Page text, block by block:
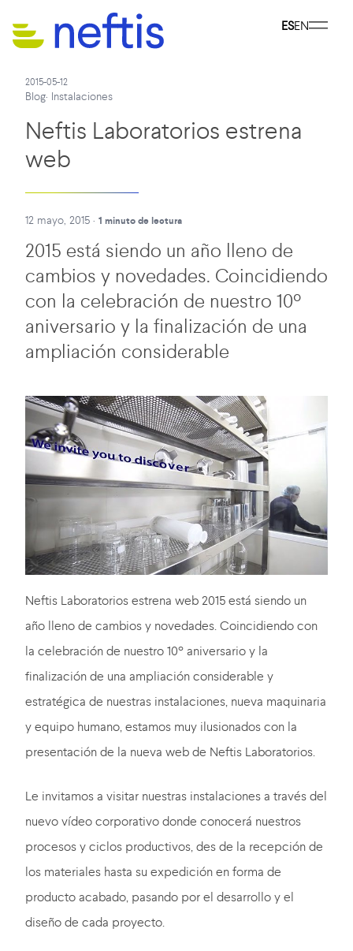
ESEN
2015-05-12
Blog· Instalaciones
Neftis Laboratorios estrena
web
12 mayo, 2015 · 1 minuto de lectura
2015 está siendo un año lleno de
cambios y novedades. Coincidiendo
con la celebración de nuestro 10º
aniversario y la finalización de una
ampliación considerable
Neftis Laboratorios estrena web 2015 está siendo un
año lleno de cambios y novedades. Coincidiendo con
la celebración de nuestro 10º aniversario y la
finalización de una ampliación considerable y
estratégica de nuestras instalaciones, nueva maquinaria
y equipo humano, estamos muy ilusionados con la
presentación de la nueva web de Neftis Laboratorios.
Le invitamos a visitar nuestras instalaciones a través del
nuevo vídeo corporativo donde conocerá nuestros
procesos y ciclos productivos, des de la recepción de
los materiales hasta su expedición en forma de
producto acabado, pasando por el desarrollo y el
diseño de cada proyecto.